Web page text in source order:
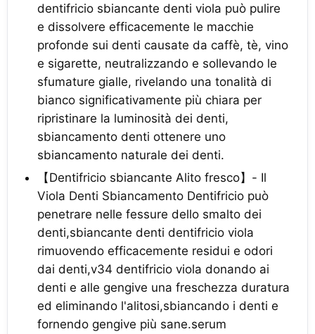
dentifricio sbiancante denti viola può pulire
e dissolvere efficacemente le macchie
profonde sui denti causate da caffè, tè, vino
e sigarette, neutralizzando e sollevando le
sfumature gialle, rivelando una tonalità di
bianco significativamente più chiara per
ripristinare la luminosità dei denti,
sbiancamento denti ottenere uno
sbiancamento naturale dei denti.
【Dentifricio sbiancante Alito fresco】- Il
Viola Denti Sbiancamento Dentifricio può
penetrare nelle fessure dello smalto dei
denti,sbiancante denti dentifricio viola
rimuovendo efficacemente residui e odori
dai denti,v34 dentifricio viola donando ai
denti e alle gengive una freschezza duratura
ed eliminando l'alitosi,sbiancando i denti e
fornendo gengive più sane.serum